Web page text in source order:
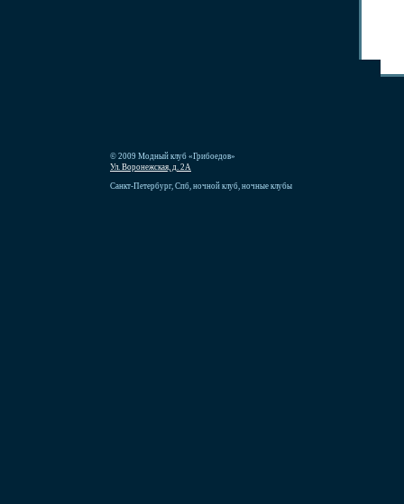
© 2009 Модный клуб «Грибоедов»
Ул. Воронежская, д. 2А
Санкт-Петербург, Спб, ночной клуб, ночные клубы